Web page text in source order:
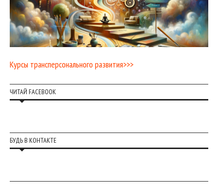
Курсы трансперсонального развития>>>
ЧИТАЙ FACEBOOK
БУДЬ В КОНТАКТЕ